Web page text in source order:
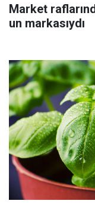
Market
un markasıydı